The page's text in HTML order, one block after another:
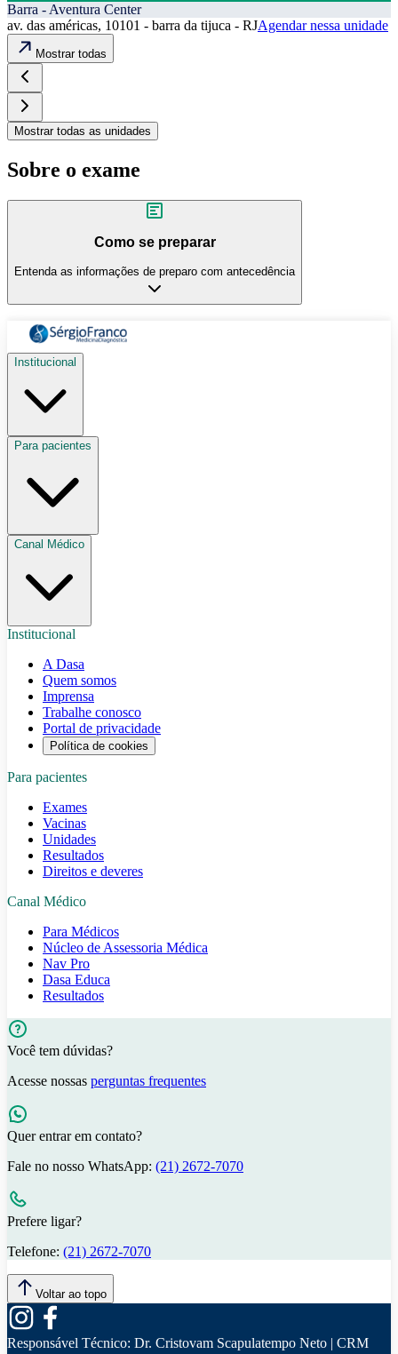
Barra - Aventura Center
av. das américas, 10101 - barra da tijuca - RJAgendar nessa unidade
Mostrar todas
Mostrar todas as unidades
Sobre o exame
Como se preparar
Entenda as informações de preparo com antecedência
Institucional
Para pacientes
Canal Médico
Institucional
A Dasa
Quem somos
Imprensa
Trabalhe conosco
Portal de privacidade
Política de cookies
Para pacientes
Exames
Vacinas
Unidades
Resultados
Direitos e deveres
Canal Médico
Para Médicos
Núcleo de Assessoria Médica
Nav Pro
Dasa Educa
Resultados
Você tem dúvidas?
Acesse nossas perguntas frequentes
Quer entrar em contato?
Fale no nosso WhatsApp: (21) 2672-7070
Prefere ligar?
Telefone: (21) 2672-7070
Voltar ao topo
Responsável Técnico: Dr. Cristovam Scapulatempo Neto | CRM